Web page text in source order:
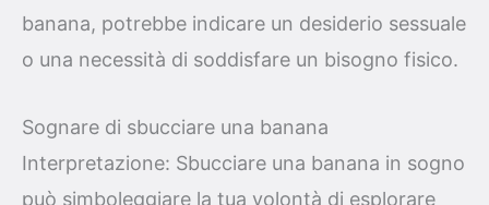
banana, potrebbe indicare un desiderio sessuale
o una necessità di soddisfare un bisogno fisico.
Sognare di sbucciare una banana
Interpretazione: Sbucciare una banana in sogno
può simboleggiare la tua volontà di esplorare